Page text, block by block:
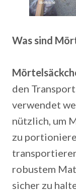
Was sind
den
verwendet
nützlich, um
zu
robustem
sicher zu